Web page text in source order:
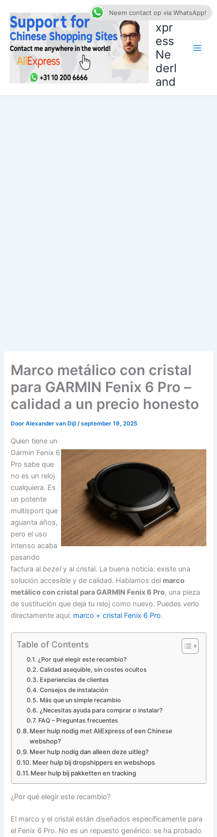
naar
inhoud
AliE
xpr
ess
Ne
derl
and
Marco metálico con cristal
para GARMIN Fenix 6 Pro –
calidad a un precio honesto
DoorAlexander van Dijl/september 19, 2025
Quien tiene un
Garmin Fenix 6
Pro sabe que
no es un reloj
cualquiera. Es
un potente
multisport que
aguanta años,
pero el uso
intenso acaba
pasando
factura albezely al cristal. La buena noticia: existe una
solución accesible y de calidad. Hablamos del marco
metálico con cristal para GARMIN Fenix 6 Pro, una pieza
de sustitución que deja tu reloj como nuevo. Puedes verlo
directamente aquí: marco + cristal Fenix 6 Pro.
Table of Contents
¿Por qué elegir este recambio?
Calidad asequible, sin costes ocultos
Experiencias de clientes
Consejos de instalación
Más que un simple recambio
¿Necesitas ayuda para comprar o instalar?
FAQ – Preguntas frecuentes
Meer hulp nodig met AliExpress of een Chinese
webshop?
Meer hulp nodig dan alleen deze uitleg?
Meer hulp bij dropshippers en webshops
Meer hulp bij pakketten en tracking
¿Por qué elegir este recambio?
El marco y el cristal están diseñados específicamente para
el Fenix 6 Pro. No es un repuesto genérico: se ha probado
Neem contact op via WhatsApp!